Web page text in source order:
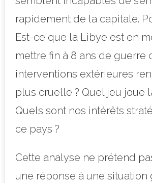
rapidement de la capitale.
Est-ce que la Libye est en
mettre fin à 8 ans de guerre
interventions extérieures
plus cruelle ? Quel jeu joue
Quels sont nos intérêts
ce pays ?
Cette analyse ne prétend
une réponse à une